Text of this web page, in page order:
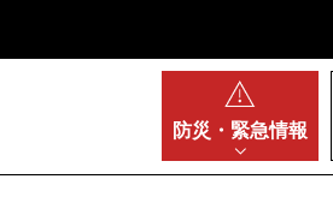
防災・ 緊急情報